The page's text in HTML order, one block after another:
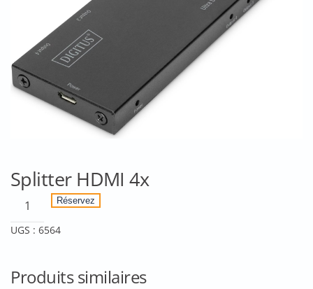
Splitter HDMI 4x
quantité
Splitter
4x
Réservez
UGS : 6564
Produits similaires